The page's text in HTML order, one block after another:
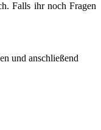
Falls ihr noch Fragen
und anschließend